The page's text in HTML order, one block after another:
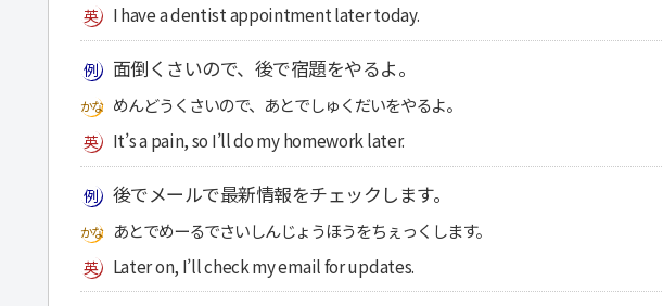
I have a dentist appointment later today.
面倒くさいので、後で宿題をやるよ。
めんどうくさいので、あとでしゅくだいをやるよ。
It’s a pain, so I’ll do my homework later.
後でメールで最新情報をチェックします。
あとでめーるでさいしんじょうほうをちぇっくします。
Later on, I’ll check my email for updates.